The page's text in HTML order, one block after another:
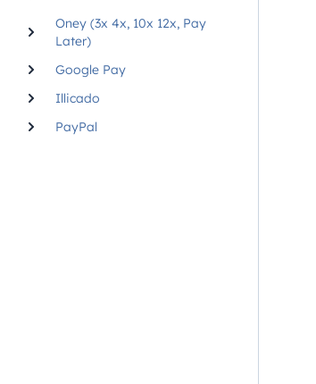
Oney (3x 4x, 10x 12x, Pay
Later)
Google Pay
Illicado
PayPal